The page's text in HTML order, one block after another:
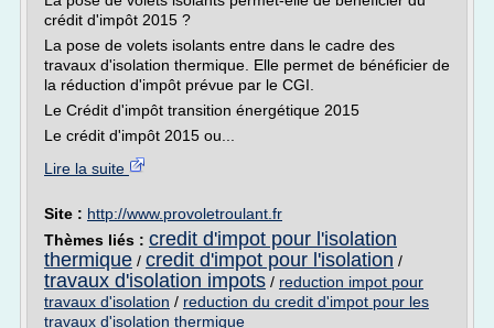
crédit d'impôt 2015 ?
La pose de volets isolants entre dans le cadre des
travaux d'isolation thermique. Elle permet de bénéficier de
la réduction d'impôt prévue par le CGI.
Le Crédit d'impôt transition énergétique 2015
Le crédit d'impôt 2015 ou...
Lire la suite
Site : http://www.provoletroulant.fr
Thèmes liés : credit d'impot pour l'isolation
thermique / credit d'impot pour l'isolation /
travaux d'isolation impots / reduction impot pour
travaux d'isolation / reduction du credit d'impot pour les
travaux d'isolation thermique